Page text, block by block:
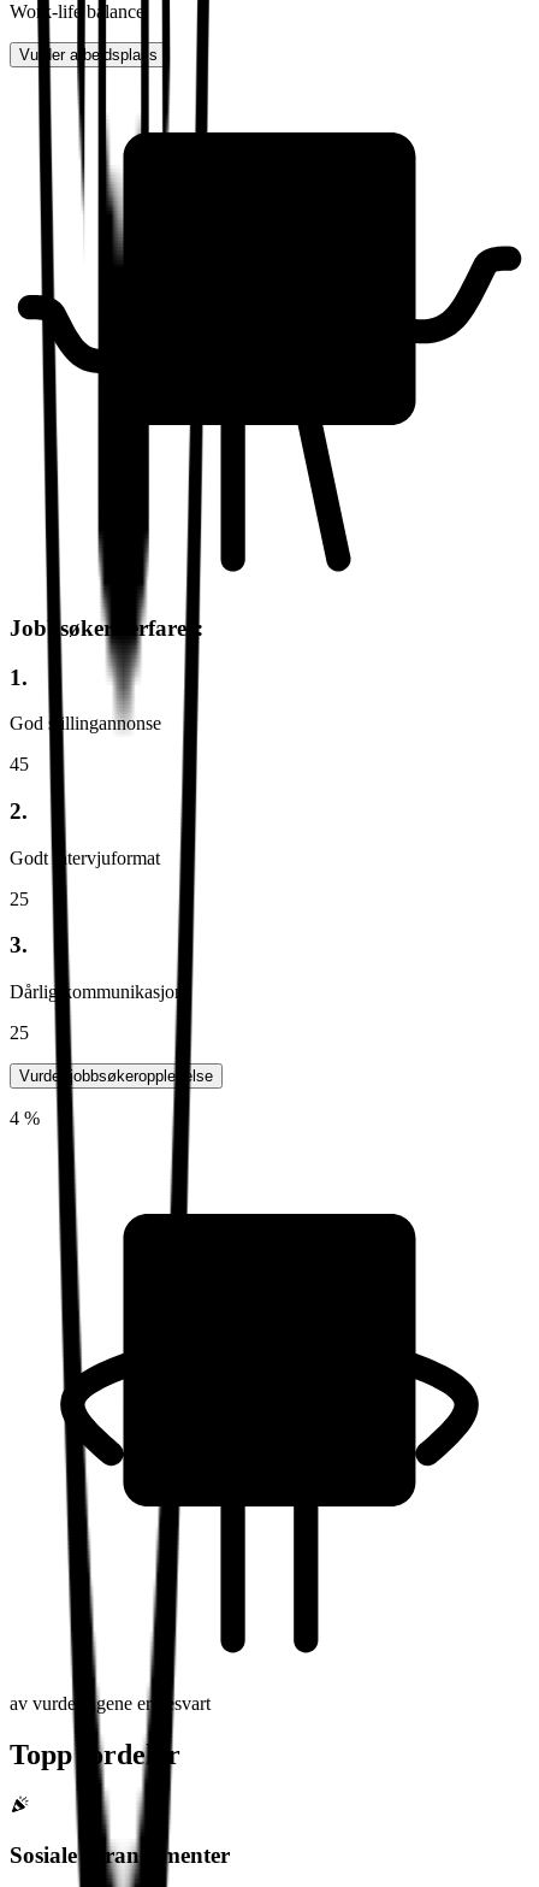
Work-life balance
Vurder arbeidsplass
Jobbsøkere erfarer:
1.
God stillingannonse
45
2.
Godt intervjuformat
25
3.
Dårlig kommunikasjon
25
Vurder jobbsøkeropplevelse
4 %
av vurderingene er besvart
Topp fordeler
Sosiale arrangementer